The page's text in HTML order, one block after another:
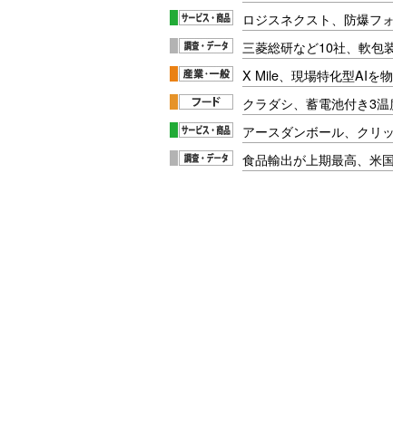
ロジスネクスト、防爆フ
三菱総研など10社、軟包
X Mile、現場特化型AIを
クラダシ、蓄電池付き3
アースダンボール、クリ
食品輸出が上期最高、米